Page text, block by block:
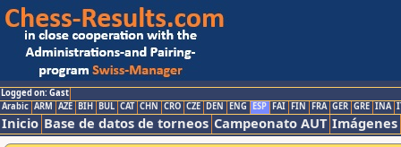
Logged on: Gast
Arabic ARM AZE BIH BUL CAT CHN CRO CZE DEN ENG ESP FAI FIN FRA GER GRE INA
Inicio Base de datos de torneos Campeonato AUT Imágenes